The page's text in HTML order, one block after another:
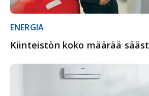
ENERGIA
Kiinteistön koko määrää